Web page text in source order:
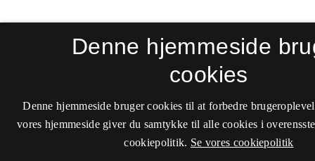
Denne hjemmeside
cookies
Denne hjemmeside bruger cookies til at forbedre
vores hjemmeside giver du samtykke til alle cookies i
cookiepolitik. Se vores cookiepolitik